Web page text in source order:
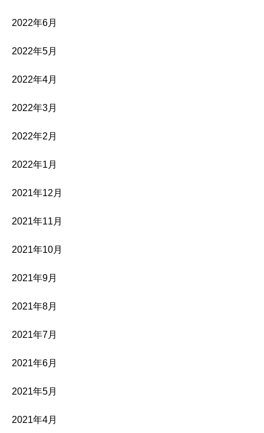
2022年6月
2022年5月
2022年4月
2022年3月
2022年2月
2022年1月
2021年12月
2021年11月
2021年10月
2021年9月
2021年8月
2021年7月
2021年6月
2021年5月
2021年4月